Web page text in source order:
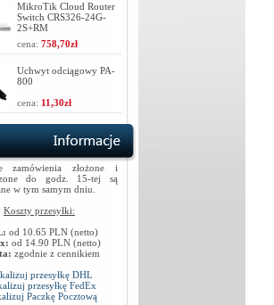
MikroTik Cloud Router
Switch CRS326-24G-
2S+RM
cena: 758,70zł
Uchwyt odciągowy PA-
800
cena: 11,30zł
zamówienia złożone i
do godz. 15-tej są
w tym samym dniu.
Koszty przesyłki:
od 10.65 PLN (netto)
od 14.90 PLN (netto)
zgodnie z cennikiem
przesyłkę DHL
przesyłkę FedEx
Paczkę Pocztową